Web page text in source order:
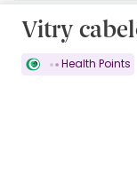
Vitry
Health Points